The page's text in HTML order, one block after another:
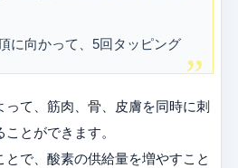
向かって、5回タッピング
って、筋肉、骨、皮膚を同時に刺
とができます。
とで、酸素の供給量を増やすこと